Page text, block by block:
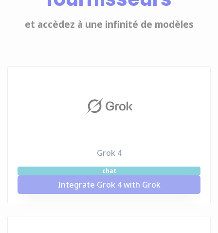
et accèdez à une infinité de modèles
Grok 4
chat
Integrate Grok 4 with Grok